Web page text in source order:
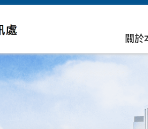
關於